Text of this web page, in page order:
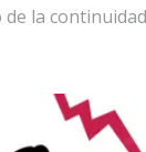
la